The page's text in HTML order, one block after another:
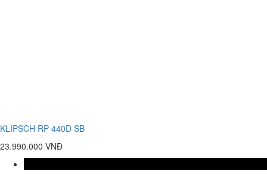
KLIPSCH RP 440D SB
23.990.000 VNĐ